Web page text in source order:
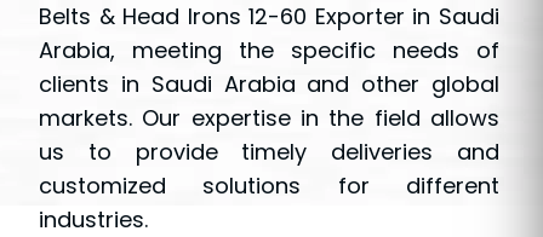
Belts & Head Irons 12-60 Exporter in Saudi
Arabia, meeting the specific needs of
clients in Saudi Arabia and other global
markets. Our expertise in the field allows
us to provide timely deliveries and
customized solutions for different
industries.